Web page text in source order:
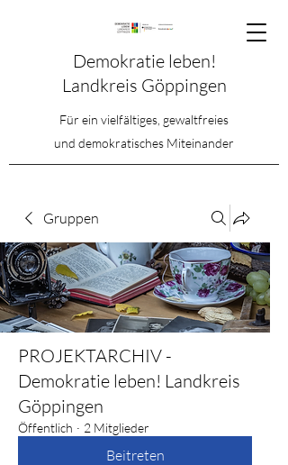
Demokratie leben!
Landkreis Göppingen
Für ein vielfältiges, gewaltfreies
und demokratisches Miteinander
Gruppen
PROJEKTARCHIV -
Demokratie leben! Landkreis
Göppingen
Öffentlich · 2 Mitglieder
Beitreten